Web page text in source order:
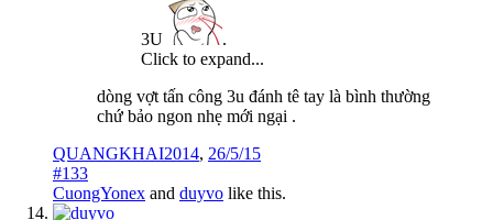
3U
.
Click to expand...
dòng vợt tấn công 3u đánh tê tay là bình thường
chứ bảo ngon nhẹ mới ngại .
QUANGKHAI2014, 26/5/15
#133
CuongYonex and duyvo like this.